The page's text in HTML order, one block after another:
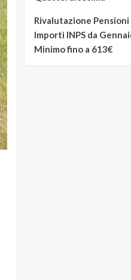
Rivalutazione
Importi INPS da
Minimo fino a 613€